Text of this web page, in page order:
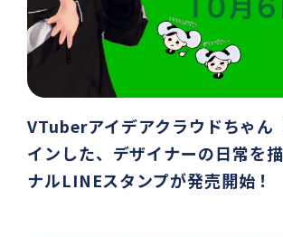
VTuberアイデアクラウドちゃん
インした、デザイナーの日常を
ナルLINEスタンプが発売開始！